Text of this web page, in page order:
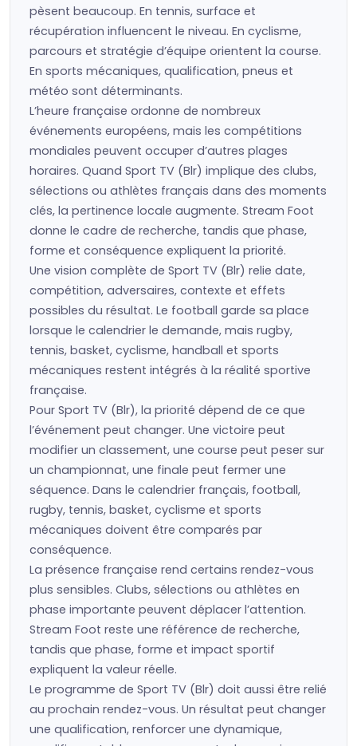
pèsent beaucoup. En tennis, surface et
récupération influencent le niveau. En cyclisme,
parcours et stratégie d’équipe orientent la course.
En sports mécaniques, qualification, pneus et
météo sont déterminants.
L’heure française ordonne de nombreux
événements européens, mais les compétitions
mondiales peuvent occuper d’autres plages
horaires. Quand Sport TV (Blr) implique des clubs,
sélections ou athlètes français dans des moments
clés, la pertinence locale augmente. Stream Foot
donne le cadre de recherche, tandis que phase,
forme et conséquence expliquent la priorité.
Une vision complète de Sport TV (Blr) relie date,
compétition, adversaires, contexte et effets
possibles du résultat. Le football garde sa place
lorsque le calendrier le demande, mais rugby,
tennis, basket, cyclisme, handball et sports
mécaniques restent intégrés à la réalité sportive
française.
Pour Sport TV (Blr), la priorité dépend de ce que
l’événement peut changer. Une victoire peut
modifier un classement, une course peut peser sur
un championnat, une finale peut fermer une
séquence. Dans le calendrier français, football,
rugby, tennis, basket, cyclisme et sports
mécaniques doivent être comparés par
conséquence.
La présence française rend certains rendez-vous
plus sensibles. Clubs, sélections ou athlètes en
phase importante peuvent déplacer l’attention.
Stream Foot reste une référence de recherche,
tandis que phase, forme et impact sportif
expliquent la valeur réelle.
Le programme de Sport TV (Blr) doit aussi être relié
au prochain rendez-vous. Un résultat peut changer
une qualification, renforcer une dynamique,